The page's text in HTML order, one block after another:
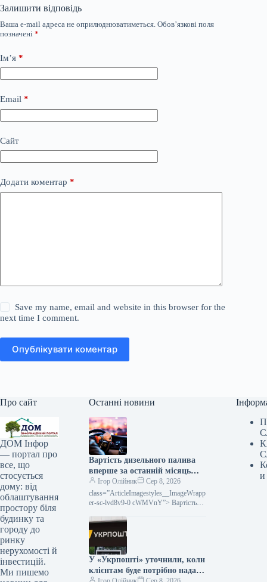
Залишити відповідь
Ваша e-mail адреса не оприлюднюватиметься. Обов’язкові поля
позначені *
Ім’я *
Email *
Сайт
Додати коментар *
Save my name, email and website in this browser for the
next time I comment.
Опублікувати коментар
Про сайт
ДОМ Інфор
— портал про
все, що
стосується
дому: від
облаштування
простору біля
будинку та
городу до
ринку
нерухомості й
інвестицій.
Ми пишемо
Останні новини
Вартість дизельного палива
вперше за останній місяць
впала.
Ігор Олійник
Сер 8, 2026
class=”ArticleImagestyles__ImageWrapp
er-sc-lvd8v9-0 cWMVnY”> Вартість
пішла внизОптові розцінки на
дизельне пальне в Україні вперше
У «Укрпошті» уточнили, коли
клієнтам буде потрібно надати
и